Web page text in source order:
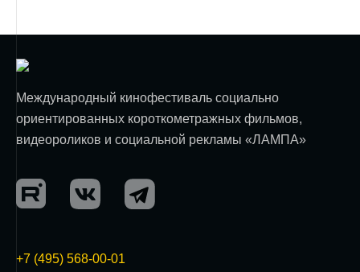
Международный кинофестиваль социально
ориентированных короткометражных фильмов,
видеороликов и социальной рекламы «ЛАМПА»
+7 (495) 568-00-01